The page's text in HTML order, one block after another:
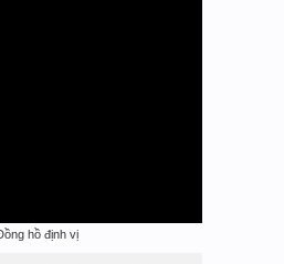
hồ định vị